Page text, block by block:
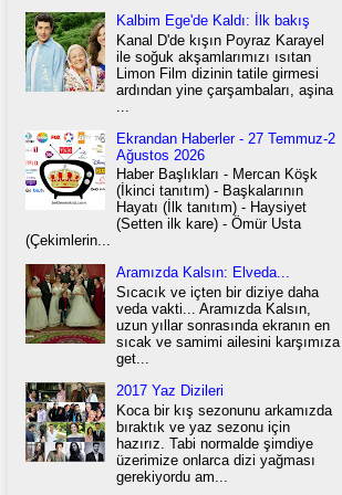
Kalbim Ege'de Kaldı: İlk bakış
Kanal D'de kışın Poyraz Karayel
ile soğuk akşamlarımızı ısıtan
Limon Film dizinin tatile girmesi
ardından yine çarşambaları, aşina
Ekrandan Haberler - 27 Temmuz-2
Ağustos 2026
Haber Başlıkları - Mercan Köşk
(İkinci tanıtım) - Başkalarının
Hayatı (İlk tanıtım) - Haysiyet
(Setten ilk kare) - Ömür Usta
(Çekimlerin...
Aramızda Kalsın: Elveda...
Sıcacık ve içten bir diziye daha
veda vakti... Aramızda Kalsın,
uzun yıllar sonrasında ekranın en
sıcak ve samimi ailesini karşımıza
get...
2017 Yaz Dizileri
Koca bir kış sezonunu arkamızda
bıraktık ve yaz sezonu için
hazırız. Tabi normalde şimdiye
üzerimize onlarca dizi yağması
gerekiyordu am...